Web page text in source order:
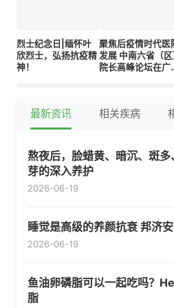
烈士纪念日|缅怀叶
欣烈士，弘扬抗疫精
神！
聚焦后疫情时代医
发展 中南六省（区
院长高峰论坛在广
最新资讯 相关疾病
熬夜后，脸蜡黄、暗沉、斑
芽的深入养护
2026-06-19
睡觉是高级的养颜抗衰 邦济
2026-06-19
鱼油卵磷脂可以一起吃吗？
脂